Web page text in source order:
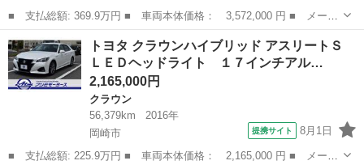
■ 支払総額: 369.9万円 ■ 車両本体価格： 3,572,000 円 ■ メーカ
ー名： トヨタ ■ 車種名： クラウンハイブリッド ■ グレード
名： ＲＳ 後期 セーフティパッケージプラス セーフティセン
ス ブライン...
愛知 名古屋市 クラウン
トヨタ クラウンハイブリッド アスリートＳ
ＬＥＤヘッドライト １７インチアル…
2,165,000円
クラウン
56,379km
2016年
岡崎市
提携サイト 8月1日
■ 支払総額: 225.9万円 ■ 車両本体価格： 2,165,000 円 ■ メーカ